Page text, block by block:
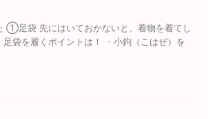
①足袋 先にはいておかないと、着物を着てし
袋を履くポイントは！ ・小鉤（こはぜ）を